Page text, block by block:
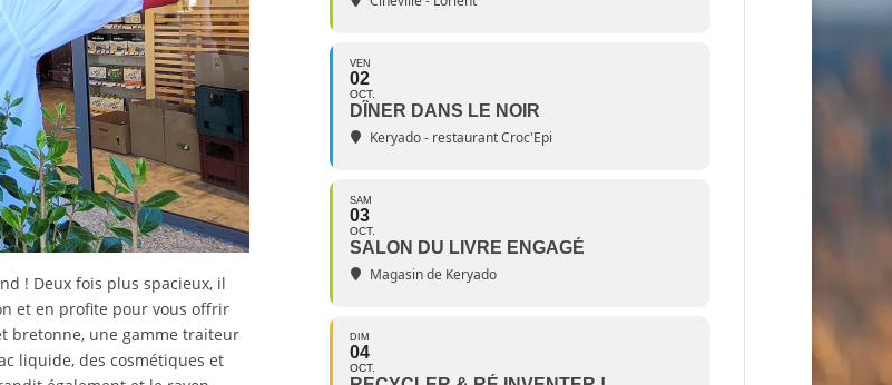
! Deux fois plus spacieux, il
et en profite pour vous offrir
bretonne, une gamme traiteur
liquide, des cosmétiques et
VEN
02
OCT.
DÎNER DANS LE NOIR
Keryado - restaurant Croc'Epi
SAM
03
OCT.
SALON DU LIVRE ENGAGÉ
Magasin de Keryado
DIM
04
OCT.